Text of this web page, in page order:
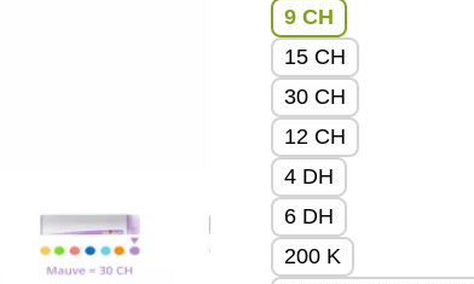
9 CH
15 CH
30 CH
12 CH
4 DH
6 DH
200 K